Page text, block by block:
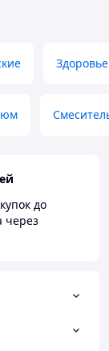
Здоровье
до
через